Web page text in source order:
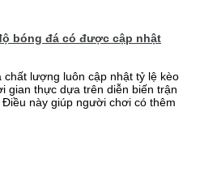
bóng đá có được cập nhật
lượng luôn cập nhật tỷ lệ kèo
gian thực dựa trên diễn biến trận
này giúp người chơi có thêm